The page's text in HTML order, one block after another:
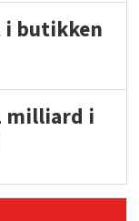
i butikken
milliard i